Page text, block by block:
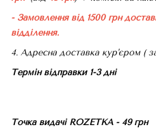
- Замовлення від 1500 грн
відділення.
4. Адресна доставка кур'єром (
Термін відправки 1-3 дні
Точка видачі ROZETKA - 49 грн